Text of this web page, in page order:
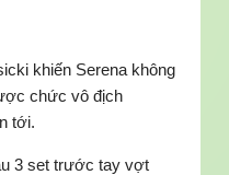
khiến Serena không
chức vô địch
tới.
3 set trước tay vợt